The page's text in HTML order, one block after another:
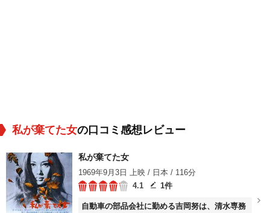
私が棄てた女の口コミ感想レビュー
私が棄てた女
1969年9月3日 上映 / 日本 / 116分
4.1
1件
自動車の部品会社に勤める吉岡努は、清水専務